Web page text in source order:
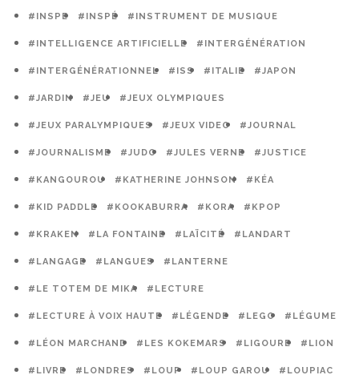
#INSPE #INSPÉ #INSTRUMENT DE MUSIQUE
#INTELLIGENCE ARTIFICIELLE #INTERGÉNÉRATION
#INTERGÉNÉRATIONNEL #ISS #ITALIE #JAPON
#JARDIN #JEU #JEUX OLYMPIQUES
#JEUX PARALYMPIQUES #JEUX VIDEO #JOURNAL
#JOURNALISME #JUDO #JULES VERNE #JUSTICE
#KANGOUROU #KATHERINE JOHNSON #KÉA
#KID PADDLE #KOOKABURRA #KORA #KPOP
#KRAKEN #LA FONTAINE #LAÏCITÉ #LANDART
#LANGAGE #LANGUES #LANTERNE
#LE TOTEM DE MIKA #LECTURE
#LECTURE À VOIX HAUTE #LÉGENDE #LEGO #LÉGUME
#LÉON MARCHAND #LES KOKEMARS #LIGOURE #LION
#LIVRE #LONDRES #LOUP #LOUP GAROU #LOUPIAC